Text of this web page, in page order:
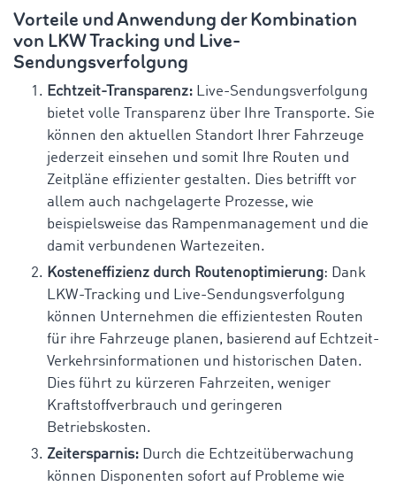
Vorteile und Anwendung der Kombination
von LKW Tracking und Live-
Sendungsverfolgung
Echtzeit-Transparenz: Live-Sendungsverfolgung
bietet volle Transparenz über Ihre Transporte. Sie
können den aktuellen Standort Ihrer Fahrzeuge
jederzeit einsehen und somit Ihre Routen und
Zeitpläne effizienter gestalten. Dies betrifft vor
allem auch nachgelagerte Prozesse, wie
beispielsweise das Rampenmanagement und die
damit verbundenen Wartezeiten.
Kosteneffizienz durch Routenoptimierung: Dank
LKW-Tracking und Live-Sendungsverfolgung
können Unternehmen die effizientesten Routen
für ihre Fahrzeuge planen, basierend auf Echtzeit-
Verkehrsinformationen und historischen Daten.
Dies führt zu kürzeren Fahrzeiten, weniger
Kraftstoffverbrauch und geringeren
Betriebskosten.
Zeitersparnis: Durch die Echtzeitüberwachung
können Disponenten sofort auf Probleme wie